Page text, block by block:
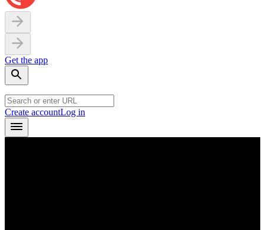
Get the app
Create accountLog in